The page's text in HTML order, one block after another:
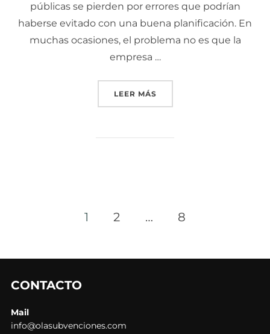
públicas se pierden por errores que podrían
haberse evitado con una buena planificación. En
muchas ocasiones, el problema no es que la
empresa …
LEER MÁS
de
entradas
1 2 … 8
CONTACTO
Mail
info@olasubvenciones.com